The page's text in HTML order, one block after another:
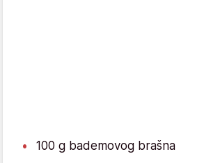
100 g bademovog brašna